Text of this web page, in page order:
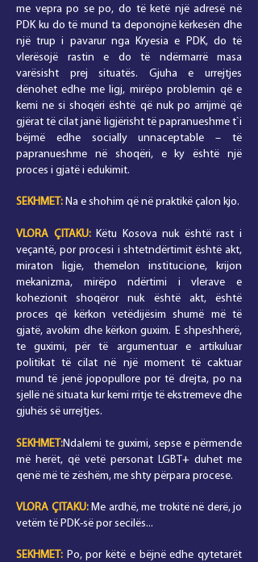
me vepra po se po, do të ketë një adresë në
PDK ku do të mund ta deponojnë kërkesën dhe
një trup i pavarur nga Kryesia e PDK, do të
vlerësojë rastin e do të ndërmarrë masa
varësisht prej situatës. Gjuha e urrejtjes
dënohet edhe me ligj, mirëpo problemin që e
kemi ne si shoqëri është që nuk po arrijmë që
gjërat të cilat janë ligjërisht të papranueshme t`i
bëjmë edhe socially unnaceptable – të
papranueshme në shoqëri, e ky është një
proces i gjatë i edukimit.
SEKHMET: Na e shohim që në praktikë çalon kjo.
VLORA ÇITAKU:Këtu Kosova nuk është rast i
veçantë, por procesi i shtetndërtimit është akt,
miraton ligje, themelon institucione, krijon
mekanizma, mirëpo ndërtimi i vlerave e
kohezionit shoqëror nuk është akt, është
proces që kërkon vetëdijësim shumë më të
gjatë, avokim dhe kërkon guxim. E shpeshherë,
te guximi, për të argumentuar e artikuluar
politikat të cilat në një moment të caktuar
mund të jenë jopopullore por të drejta, po na
sjellë në situata kur kemi rritje të ekstremeve dhe
gjuhës së urrejtjes.
SEKHMET:Ndalemi te guximi, sepse e përmende
më herët, që vetë personat LGBT+ duhet me
qenë më të zëshëm, me shty përpara procese.
VLORA ÇITAKU: Me ardhë, me trokitë në derë, jo
vetëm të PDK-së por secilës...
SEKHMET: Po, por këtë e bëjnë edhe qytetarët